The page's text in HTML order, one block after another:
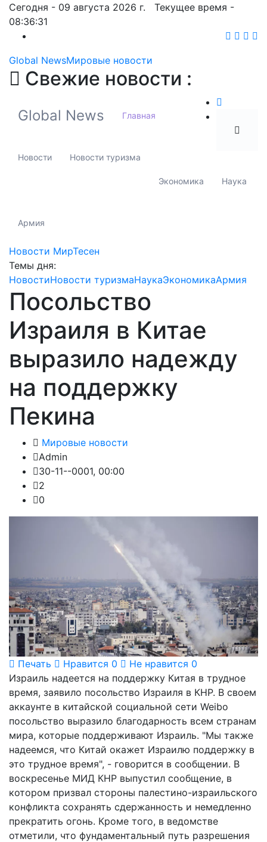
Сегодня - 09 августа 2026 г. Текущее время -
08:36:33
Global NewsМировые новости
Свежие новости :
Global News Главная
Новости Новости туризма
Экономика Наука
Армия
Новости МирТесен
Темы дня:
НовостиНовости туризмаНаукаЭкономикаАрмия
Посольство
Израиля в Китае
выразило надежду
на поддержку
Пекина
Мировые новости
Admin
30-11--0001, 00:00
2
0
Печать Нравится 0 Не нравится 0
Израиль надеется на поддержку Китая в трудное
время, заявило посольство Израиля в КНР. В своем
аккаунте в китайской социальной сети Weibo
посольство выразило благодарность всем странам
мира, которые поддерживают Израиль. "Мы также
надеемся, что Китай окажет Израилю поддержку в
это трудное время", - говорится в сообщении. В
воскресенье МИД КНР выпустил сообщение, в
котором призвал стороны палестино-израильского
конфликта сохранять сдержанность и немедленно
прекратить огонь. Кроме того, в ведомстве
отметили, что фундаментальный путь разрешения